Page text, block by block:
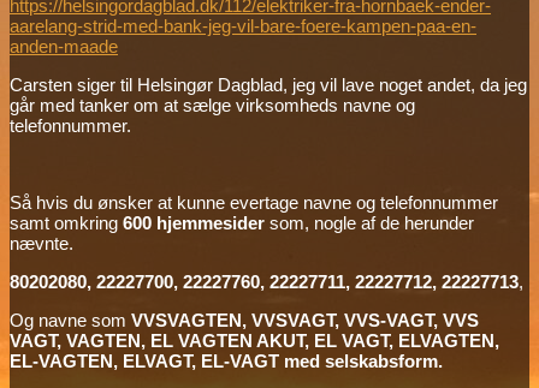
https://helsingordagblad.dk/112/elektriker-fra-hornbaek-ender-
aarelang-strid-med-bank-jeg-vil-bare-foere-kampen-paa-en-
anden-maade
Carsten siger til Helsingør Dagblad, jeg vil lave noget andet, da jeg
går med tanker om at sælge virksomheds navne og
telefonnummer.
Så hvis du ønsker at kunne evertage navne og telefonnummer
samt omkring 600 hjemmesider som, nogle af de herunder
nævnte.
80202080, 22227700, 22227760, 22227711, 22227712, 22227713,
Og navne som VVSVAGTEN, VVSVAGT, VVS-VAGT, VVS
VAGT, VAGTEN, EL VAGTEN AKUT, EL VAGT, ELVAGTEN,
EL-VAGTEN, ELVAGT, EL-VAGT med selskabsform.